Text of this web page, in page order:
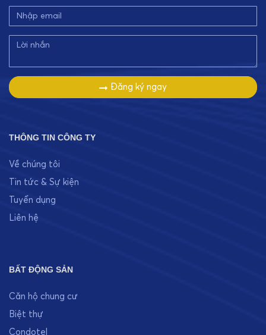
Đăng ký ngay
THÔNG TIN CÔNG TY
Về chúng tôi
Tin tức & Sự kiện
Tuyển dụng
Liên hệ
BẤT ĐỘNG SẢN
Căn hộ chung cư
Biệt thự
Condotel